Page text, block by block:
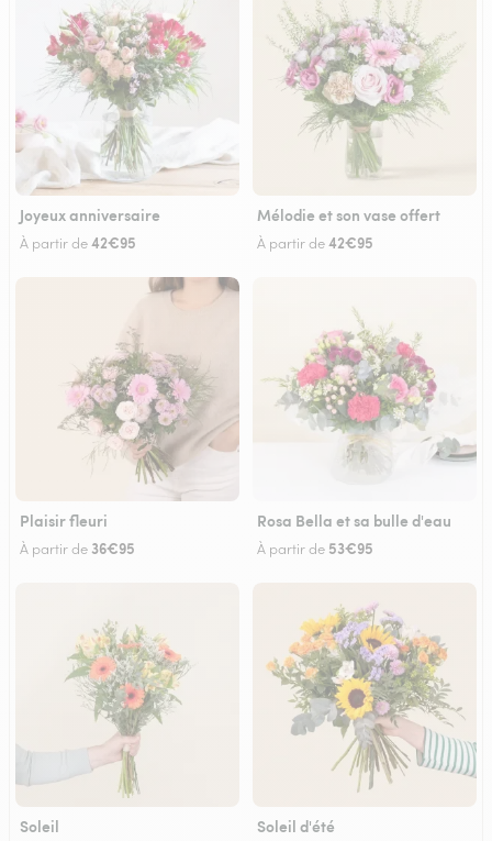
Joyeux anniversaire
À partir de42€95
Mélodie et son vase offert
À partir de42€95
Plaisir fleuri
À partir de 36€95
Rosa Bella et sa bulle d'eau
À partir de 53€95
Soleil Soleil d'été